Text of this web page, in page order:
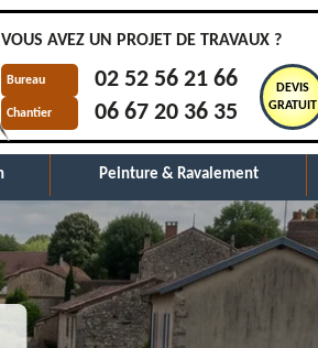
VOUS AVEZ UN PROJET DE TRAVAUX ?
Bureau 02 52 56 21 66
Chantier 06 67 20 36 35
DEVIS
GRATUIT
Peinture & Ravalement